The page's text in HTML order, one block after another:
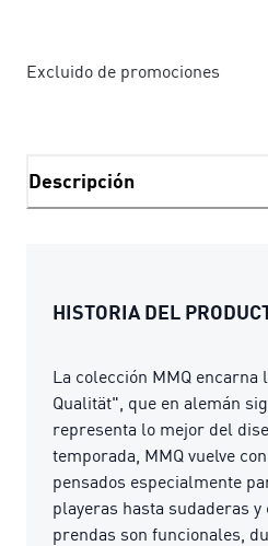
Excluido de promociones
Descripción
HISTORIA DEL
La colección MMQ
Qualität", que en alemán
representa lo mejor del
temporada, MMQ vuelve
pensados especialmente
playeras hasta sudaderas
prendas son funcionales,